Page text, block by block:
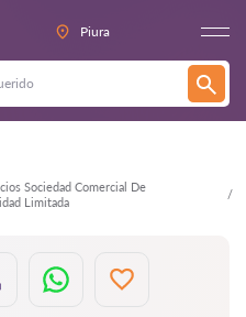
Piura
Sociedad Comercial De
Limitada